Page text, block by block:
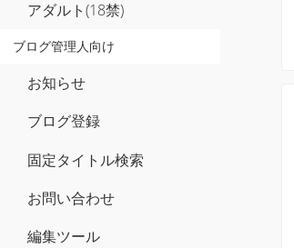
アダルト(18禁)
ブログ管理人向け
お知らせ
ブログ登録
固定タイトル検索
お問い合わせ
編集ツール